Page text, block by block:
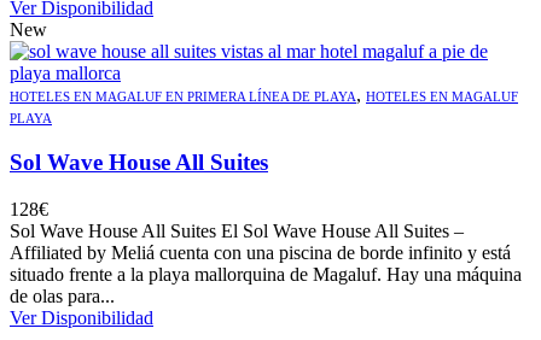
Ver Disponibilidad
New
HOTELES EN MAGALUF EN PRIMERA LÍNEA DE PLAYA, HOTELES EN MAGALUF
PLAYA
Sol Wave House All Suites
128€
Sol Wave House All Suites El Sol Wave House All Suites –
Affiliated by Meliá cuenta con una piscina de borde infinito y está
situado frente a la playa mallorquina de Magaluf. Hay una máquina
de olas para...
Ver Disponibilidad